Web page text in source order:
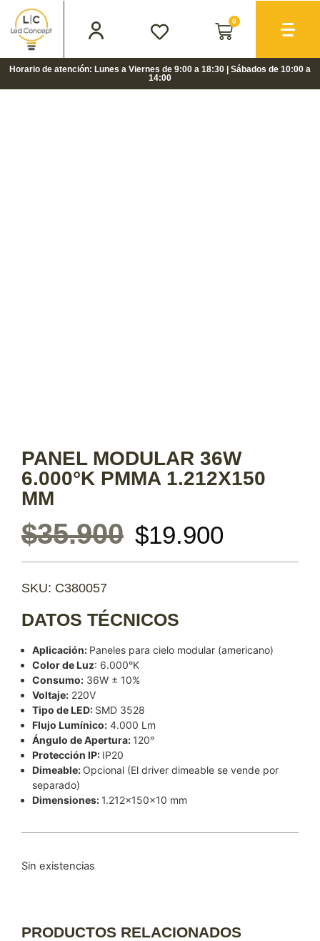
0
Horario de atención: Lunes a Viernes de 9:00 a 18:30 | Sábados de 10:00 a
14:00
PANEL MODULAR 36W
6.000°K PMMA 1.212X150
MM
$35.900 $19.900
SKU: C380057
DATOS TÉCNICOS
Aplicación: Paneles para cielo modular (americano)
Color de Luz: 6.000°K
Consumo: 36W ± 10%
Voltaje: 220V
Tipo de LED: SMD 3528
Flujo Lumínico: 4.000 Lm
Ángulo de Apertura: 120°
Protección IP: IP20
Dimeable: Opcional (El driver dimeable se vende por
separado)
Dimensiones: 1.212x150x10 mm
Sin existencias
PRODUCTOS RELACIONADOS